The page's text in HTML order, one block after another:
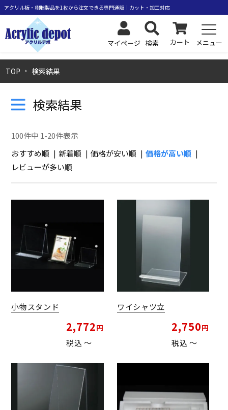
マイページ 検索 カート メニュー
TOP 検索結果
検索結果
おすすめ順 新着順 価格が安い順
価格が高い順
レビューが多い順
100件中 1-20件表示
小物スタンド
2,772
税込 〜
ワイシャツ立
2,750
税込 〜